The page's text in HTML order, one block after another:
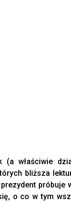
(a właściwie
bliższa
próbuje
o co w tym